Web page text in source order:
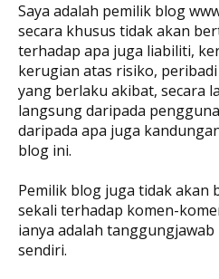
Saya adalah pemilik blog
secara khusus tidak akan
terhadap apa juga liabiliti,
kerugian atas risiko,
yang berlaku akibat, secara
langsung daripada
daripada apa juga
blog ini.
Pemilik blog juga tidak akan
sekali terhadap komen-
ianya adalah
sendiri.